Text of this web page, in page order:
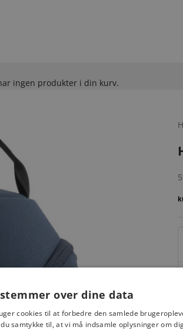
ingen produkter i din kurv.
over dine data
cookies til at forbedre den samlede
samtykke til, at vi må indsamle oplysninger om